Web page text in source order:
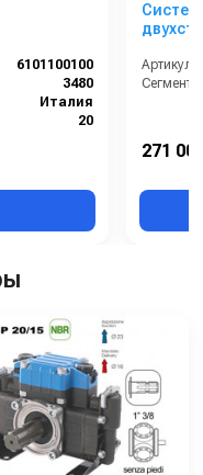
6101100100
3480
Италия
20
Артикул:
Сегмент:
271